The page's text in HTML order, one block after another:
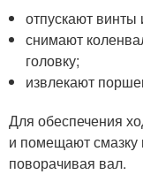
отпускают
снимают
головку;
извлекают
Для обеспечения
и помещают смазку
поворачивая вал.